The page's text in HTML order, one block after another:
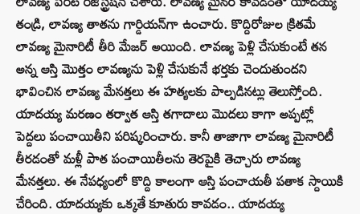
తండ్రి, లావణ్య తాతను గార్డియన్‌గా ఉంచారు. కొద్దిరోజుల క్రితమే
లావణ్య మైనారిటీ తీరి మేజర్ అయింది. లావణ్య పెళ్లి చేసుకుంటే తన
అన్న ఆస్తి మొత్తం లావణ్యను పెళ్లి చేసుకునే భర్తకు చెందుతుందని
భావించిన లావణ్య మేనత్తలు ఈ హత్యలకు పాల్పడినట్లు తెలుస్తోంది.
యాదయ్య మరణం తర్వాత ఆస్తి తగాదాలు మొదలు కాగా అప్పట్లో
పెద్దలు పంచాయితీని పరిష్కరించారు. కానీ తాజాగా లావణ్య మైనారిటీ
తీరడంతో మళ్లీ పాత పంచాయితీలను తెరపైకి తెచ్చారు లావణ్య
మేనత్తలు. ఈ నేపధ్యంలో కొద్ది కాలంగా ఆస్తి పంచాయతీ పతాక స్దాయికి
చేరింది. యాదయ్యకు ఒక్కతే కూతురు కావడం.. యాదయ్య